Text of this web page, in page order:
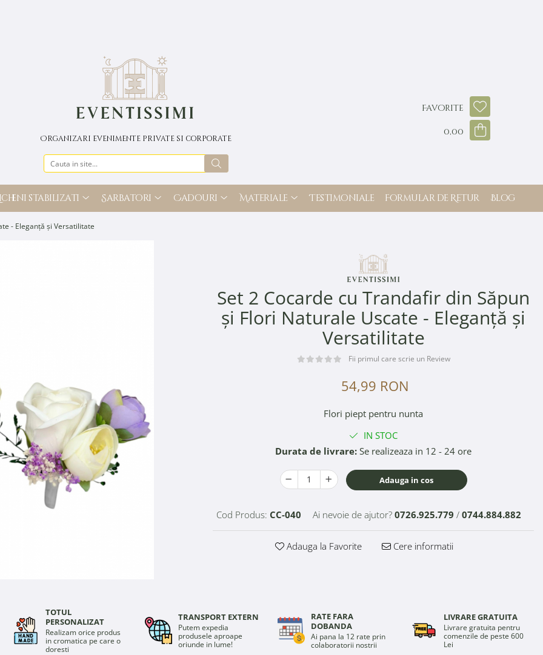
Organizari evenimente private si corporate
Favorite
0,00
stabilizati Sarbatori Cadouri Materiale Testimoniale Formular de Retur Blog
- Eleganță și Versatilitate
Set 2 Cocarde cu Trandafir din Săpun
și Flori Naturale Uscate - Eleganță și
Versatilitate
Fii primul care scrie un Review
54,99 RON
Flori piept pentru nunta
IN STOC
Durata de livrare: Se realizeaza in 12 - 24 ore
Adauga in cos
Cod Produs: CC-040 Ai nevoie de ajutor? 0726.925.779 / 0744.884.882
Adauga la Favorite Cere informatii
TOTUL
PERSONALIZAT
Realizam orice produs
in cromatica pe care o
doresti
TRANSPORT EXTERN
Putem expedia
produsele aproape
oriunde in lume!
RATE FARA
DOBANDA
Ai pana la 12 rate prin
colaboratorii nostrii
LIVRARE GRATUITA
Livrare gratuita pentru
comenzile de peste 600
Lei